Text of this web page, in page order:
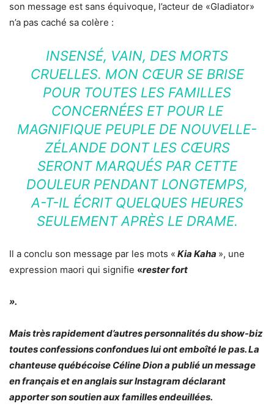
son message est sans équivoque, l’acteur de «Gladiator»
n’a pas caché sa colère :
INSENSÉ, VAIN, DES MORTS
CRUELLES. MON CŒUR SE BRISE
POUR TOUTES LES FAMILLES
CONCERNÉES ET POUR LE
MAGNIFIQUE PEUPLE DE NOUVELLE-
ZÉLANDE DONT LES CŒURS
SERONT MARQUÉS PAR CETTE
DOULEUR PENDANT LONGTEMPS,
A-T-IL ÉCRIT QUELQUES HEURES
SEULEMENT APRÈS LE DRAME.
Il a conclu son message par les mots « Kia Kaha », une
expression maori qui signifie «rester fort
».
Mais très rapidement d’autres personnalités du show-biz
toutes confessions confondues lui ont emboîté le pas. La
chanteuse québécoise Céline Dion a publié un message
en français et en anglais sur Instagram déclarant
apporter son soutien aux familles endeuillées.